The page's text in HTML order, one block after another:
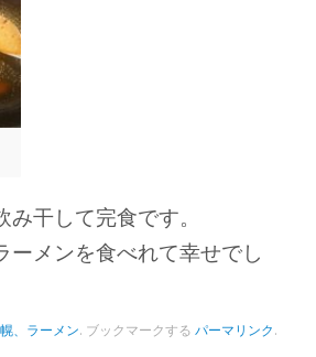
干して完食です。
ーメンを食べれて幸せでし
、ラーメン. ブックマークするパーマリンク.